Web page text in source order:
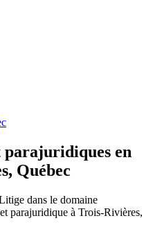
en
Québec
dans le domaine
parajuridique à Trois-Rivières,